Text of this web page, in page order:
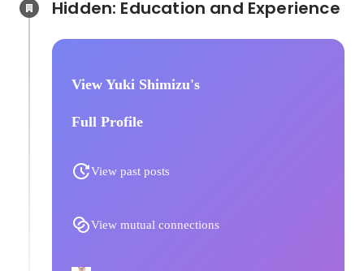
View Yuki Shimizu's
Full Profile
View past posts
View mutual connections